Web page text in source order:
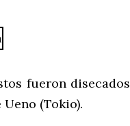
fueron disecados
(Tokio).